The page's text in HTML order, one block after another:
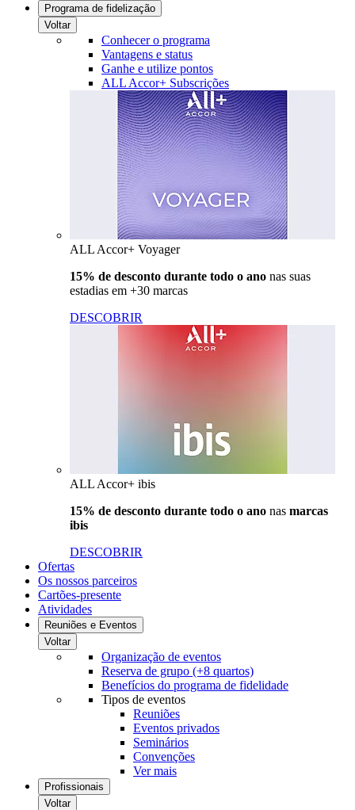
Programa de fidelização
Voltar
Conhecer o programa
Vantagens e status
Ganhe e utilize pontos
ALL Accor+ Subscrições
ALL Accor+ Voyager
15% de desconto durante todo o ano nas suas
estadias em +30 marcas
DESCOBRIR
ALL Accor+ ibis
15% de desconto durante todo o ano nas marcas
ibis
DESCOBRIR
Ofertas
Os nossos parceiros
Cartões-presente
Atividades
Reuniões e Eventos
Voltar
Organização de eventos
Reserva de grupo (+8 quartos)
Benefícios do programa de fidelidade
Tipos de eventos
Reuniões
Eventos privados
Seminários
Convenções
Ver mais
Profissionais
Voltar